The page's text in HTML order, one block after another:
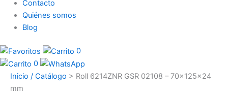
Contacto
Quiénes somos
Blog
0
0
Inicio / Catálogo > Roll 6214ZNR GSR 02108 – 70×125×24
mm